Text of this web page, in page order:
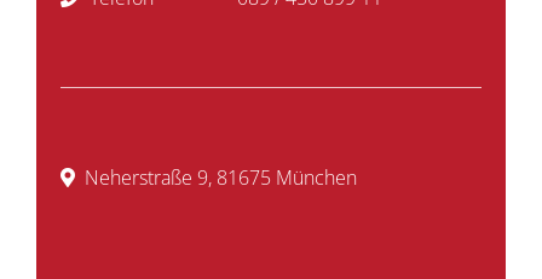
Neherstraße 9, 81675 München